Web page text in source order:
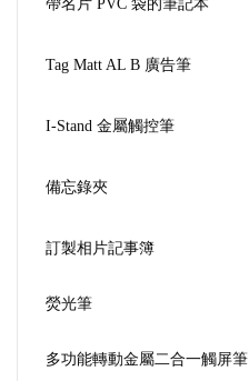
帶名片 PVC 袋的筆記本
Tag Matt AL B 廣告筆
I-Stand 金屬觸控筆
備忘錄夾
訂製相片記事簿
熒光筆
多功能轉動金屬二合一觸屏筆